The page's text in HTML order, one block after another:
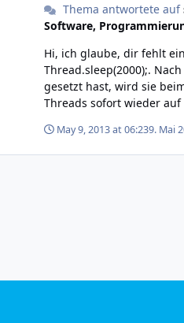
Thema antwortete auf
Software,
Hi, ich glaube, dir fehlt einfach nur ein 2.
Thread.sleep(2000);. Nach dem du die Position auf -9000
gesetzt hast, wird sie
Threads sofort wieder
hilft
May 9, 2013 at 06:239. Mai